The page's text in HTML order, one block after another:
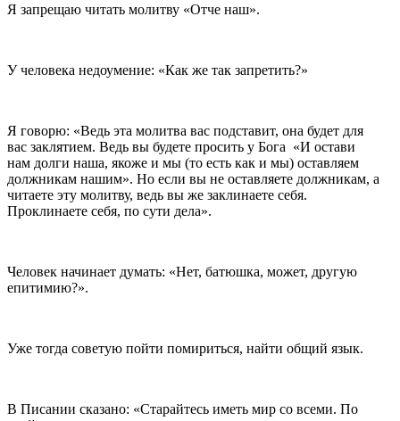
Я запрещаю читать молитву «Отче наш».
У человека недоумение: «Как же так запретить?»
Я говорю: «Ведь эта молитва вас подставит, она будет для
вас заклятием. Ведь вы будете просить у Бога «И остави
нам долги наша, якоже и мы (то есть как и мы) оставляем
должникам нашим». Но если вы не оставляете должникам, а
читаете эту молитву, ведь вы же заклинаете себя.
Проклинаете себя, по сути дела».
Человек начинает думать: «Нет, батюшка, может, другую
епитимию?».
Уже тогда советую пойти помириться, найти общий язык.
В Писании сказано:
Старайтесь иметь мир со всеми. По